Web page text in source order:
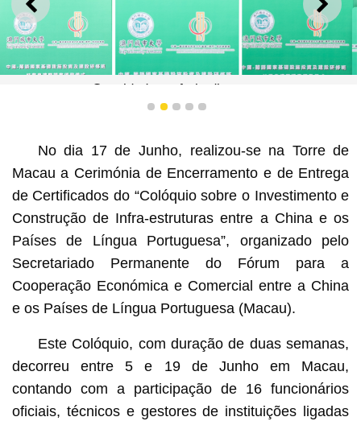
ANTERIOR
Convidado proferiu discurso
1 2 3 4 5
No dia 17 de Junho, realizou-se na Torre de
Macau a Cerimónia de Encerramento e de Entrega
de Certificados do “Colóquio sobre o Investimento e
Construção de Infra-estruturas entre a China e os
Países de Língua Portuguesa”, organizado pelo
Secretariado Permanente do Fórum para a
Cooperação Económica e Comercial entre a China
e os Países de Língua Portuguesa (Macau).
Este Colóquio, com duração de duas semanas,
decorreu entre 5 e 19 de Junho em Macau,
contando com a participação de 16 funcionários
oficiais, técnicos e gestores de instituições ligadas